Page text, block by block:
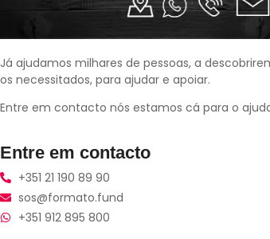
Já ajudamos milhares de pessoas, a
os necessitados, para ajudar e apoiar.
Entre em contacto nós estamos cá para o
Entre em contacto
+351 21 190 89 90
sos@formato.fund
+351 912 895 800